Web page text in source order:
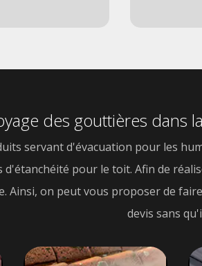
des gouttières dans
servant d'évacuation pour les
pour le toit. Afin de
Ainsi, on peut vous proposer de
devis sans